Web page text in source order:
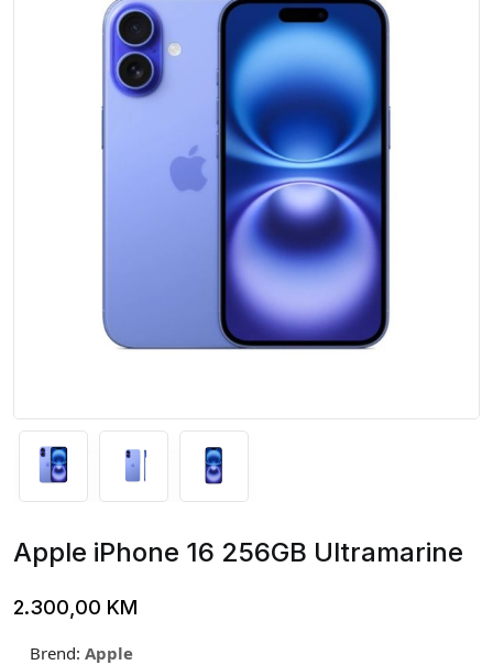
Apple iPhone 16 256GB Ultramarine
2.300,00 KM
Brend: Apple